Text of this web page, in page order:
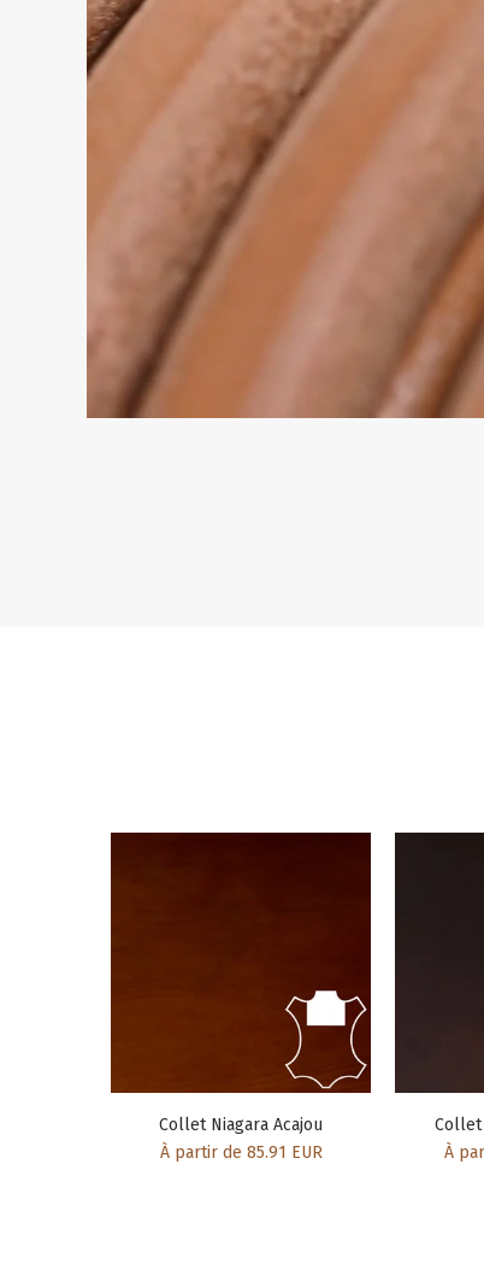
Collet Niagara Acajou
À partir de 85.91 EUR
Collet
À